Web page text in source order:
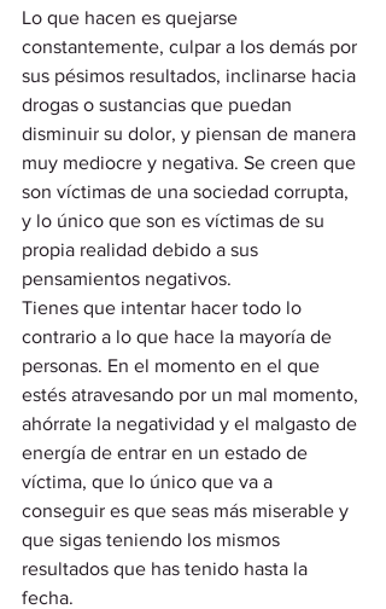
Lo que hacen es quejarse
constantemente, culpar a los demás por
sus pésimos resultados, inclinarse hacia
drogas o sustancias que puedan
disminuir su dolor, y piensan de manera
muy mediocre y negativa. Se creen que
son víctimas de una sociedad corrupta,
y lo único que son es víctimas de su
propia realidad debido a sus
pensamientos negativos.
Tienes que intentar hacer todo lo
contrario a lo que hace la mayoría de
personas. En el momento en el que
estés atravesando por un mal momento,
ahórrate la negatividad y el malgasto de
energía de entrar en un estado de
víctima, que lo único que va a
conseguir es que seas más miserable y
que sigas teniendo los mismos
resultados que has tenido hasta la
fecha.